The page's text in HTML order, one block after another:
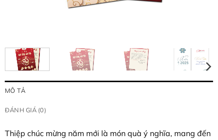
MÔ TẢ
ĐÁNH GIÁ (0)
Thiệp chúc mừng năm mới là món quà ý nghĩa, mang đến